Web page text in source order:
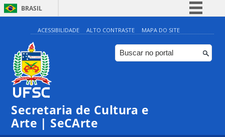
BRASIL
Simplifique!
Comunica BR
Participe
ACESSIBILIDADE ALTO CONTRASTE MAPA DO SITE
Secretaria de Cultura e
Arte | SeCArte
0:00
1:00